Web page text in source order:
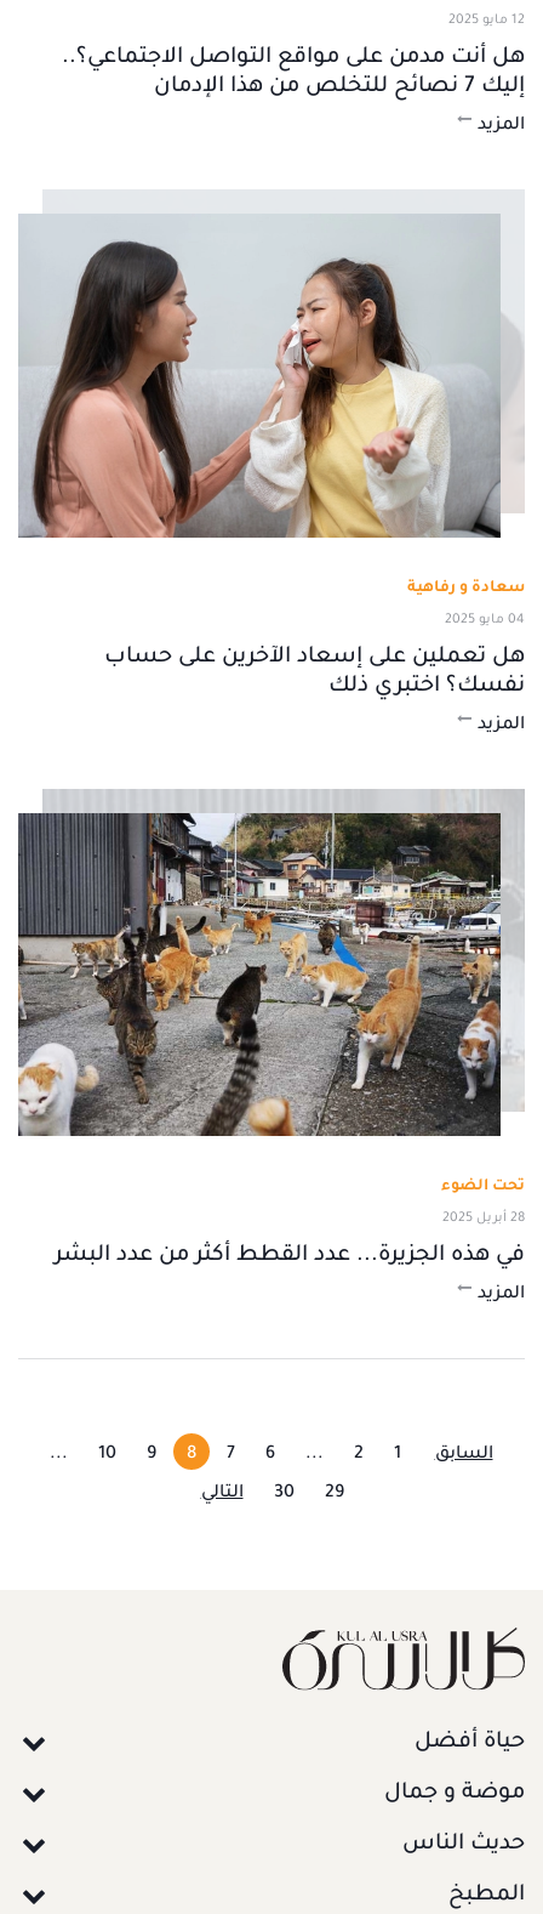
12 مايو 2025
هل أنت مدمن على مواقع التواصل الاجتماعي؟..
إليك 7 نصائح للتخلص من هذا الإدمان
المزيد
سعادة و رفاهية
04 مايو 2025
هل تعملين على إسعاد الآخرين على حساب
نفسك؟ اختبري ذلك
المزيد
تحت الضوء
28 أبريل 2025
في هذه الجزيرة... عدد القطط أكثر من عدد البشر
المزيد
السابق 1
2
...
6
7
8
9
10
...
29
30 التالي
حياة أفضل
موضة و جمال
حديث الناس
المطبخ